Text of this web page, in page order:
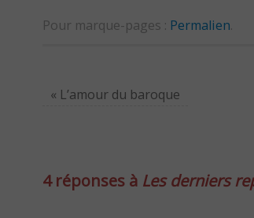
Pour marque-pages : Permalien.
« L’amour du baroque
4 réponses à Les derniers